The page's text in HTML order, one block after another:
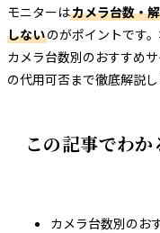
モニターはカメラ台数・
しないのがポイントです
カメラ台数別のおすすめ
の代用可否まで徹底解説し
この記事でわか
カメラ台数別のお